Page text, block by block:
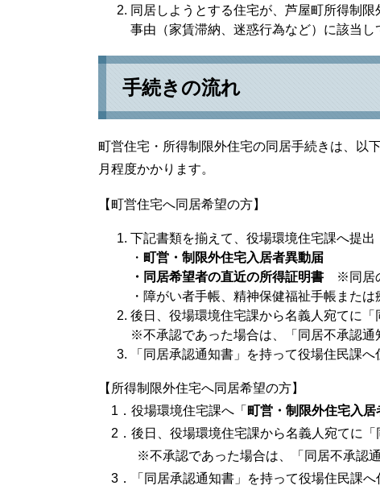
同居しようとする住宅が、芦屋町所得制
事由（家賃滞納、迷惑行為など）に該当し
手続きの流れ
町営住宅・所得制限外住宅の同居手続きは、以
月程度かかります。
【町営住宅へ同居希望の方】
下記書類を揃えて、役場環境住宅課へ提出
・ 町営・制限外住宅入居者異動届
・ 同居希望者の直近の所得証明書 ※同居
・障がい者手帳、精神保健福祉手帳また
後日、役場環境住宅課から名義人宛てに「
※不承認であった場合は、「同居不承認
「同居承認通知書」を持って役場住民課へ
【所得制限外住宅へ同居希望の方】
1．役場環境住宅課へ「 町営・制限外住宅入居
2．後日、役場環境住宅課から名義人宛てに「
※不承認であった場合は、「同居不承認通
3．「同居承認通知書」を持って役場住民課へ